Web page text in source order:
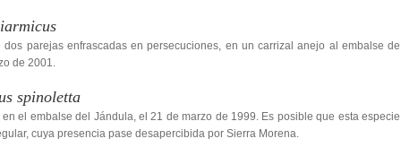
dos parejas enfrascadas en persecuciones, en un carrizal anejo al embalse de
de 2001.
spinoletta
el embalse del Jándula, el 21 de marzo de 1999. Es posible que esta especie
cuya presencia pase desapercibida por Sierra Morena.